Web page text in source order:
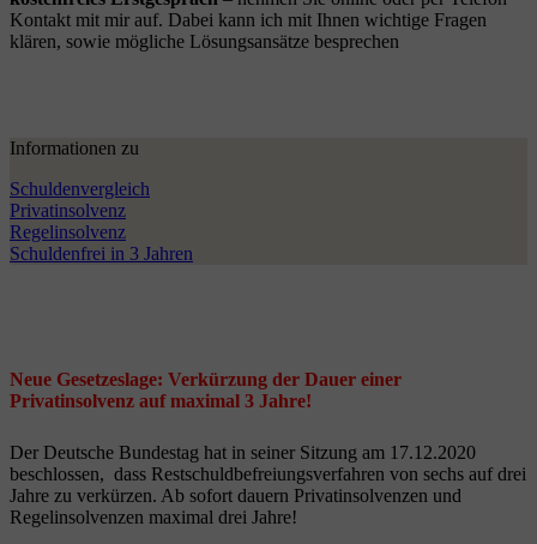
Kontakt mit mir auf. Dabei kann ich mit Ihnen wichtige Fragen
klären, sowie mögliche Lösungsansätze besprechen
Informationen zu
Schuldenvergleich
Privatinsolvenz
Regelinsolvenz
Schuldenfrei in 3 Jahren
Neue Gesetzeslage: Verkürzung der Dauer einer
Privatinsolvenz auf maximal 3 Jahre!
Der Deutsche Bundestag hat in seiner Sitzung am 17.12.2020
beschlossen, dass Restschuldbefreiungsverfahren von sechs auf drei
Jahre zu verkürzen. Ab sofort dauern Privatinsolvenzen und
Regelinsolvenzen maximal drei Jahre!